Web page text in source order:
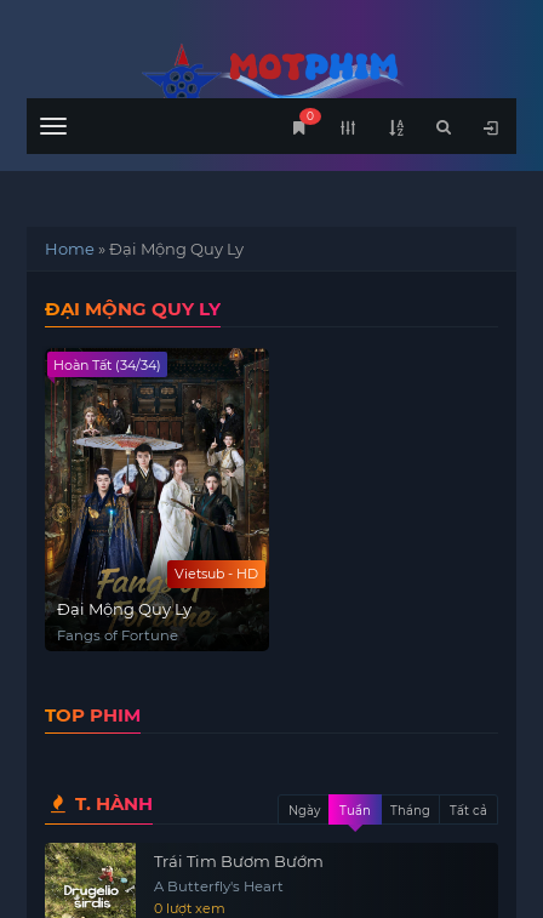
Menu
0
Home»Đại Mộng Quy Ly
ĐẠI MỘNG QUY LY
Vietsub - HD
Hoàn Tất (34/34)
Đại Mộng Quy Ly
Fangs of Fortune
TOP PHIM
T. HÀNH Ngày Tuần Tháng Tất cả
Trái Tim Bươm Bướm
A Butterfly's Heart
0 lượt xem